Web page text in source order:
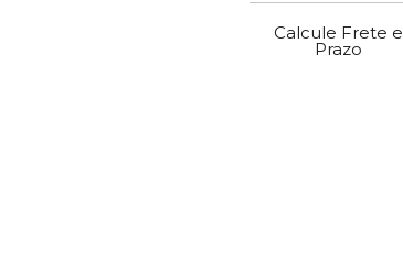
Calcule Frete e
Prazo